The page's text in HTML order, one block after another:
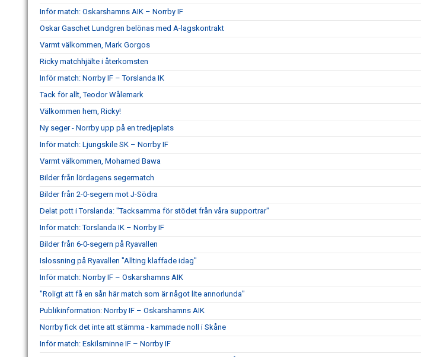
Inför match: Oskarshamns AIK – Norrby IF
Oskar Gaschet Lundgren belönas med A-lagskontrakt
Varmt välkommen, Mark Gorgos
Ricky matchhjälte i återkomsten
Inför match: Norrby IF – Torslanda IK
Tack för allt, Teodor Wålemark
Välkommen hem, Ricky!
Ny seger - Norrby upp på en tredjeplats
Inför match: Ljungskile SK – Norrby IF
Varmt välkommen, Mohamed Bawa
Bilder från lördagens segermatch
Bilder från 2-0-segern mot J-Södra
Delat pott i Torslanda: "Tacksamma för stödet från våra supportrar"
Inför match: Torslanda IK – Norrby IF
Bilder från 6-0-segern på Ryavallen
Islossning på Ryavallen "Allting klaffade idag"
Inför match: Norrby IF – Oskarshamns AIK
"Roligt att få en sån här match som är något lite annorlunda"
Publikinformation: Norrby IF – Oskarshamns AIK
Norrby fick det inte att stämma - kammade noll i Skåne
Inför match: Eskilsminne IF – Norrby IF